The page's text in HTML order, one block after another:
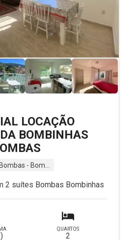
LOCAÇÃO
BOMBINHAS
2 suítes Bombas Bombinhas
QUARTOS
2